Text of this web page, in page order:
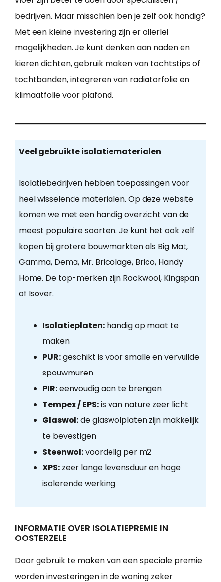
bedrijven. Maar misschien ben je zelf ook handig?
Met een kleine investering zijn er allerlei
mogelijkheden. Je kunt denken aan naden en
kieren dichten, gebruik maken van tochtstips of
tochtbanden, integreren van radiatorfolie en
klimaatfolie voor plafond.
Veel gebruikte isolatiematerialen
Isolatiebedrijven hebben toepassingen voor
heel wisselende materialen. Op deze website
komen we met een handig overzicht van de
meest populaire soorten. Je kunt het ook zelf
kopen bij grotere bouwmarkten als Big Mat,
Gamma, Dema, Mr. Bricolage, Brico, Handy
Home. De top-merken zijn Rockwool, Kingspan
of Isover.
Isolatieplaten:handig op maat te
maken
PUR:geschikt is voor smalle en vervuilde
spouwmuren
PIR:eenvoudig aan te brengen
Tempex / EPS:is van nature zeer licht
Glaswol:de glaswolplaten zijn makkelijk
te bevestigen
Steenwol:voordelig per m2
XPS:zeer lange levensduur en hoge
isolerende werking
INFORMATIE OVER ISOLATIEPREMIE IN
OOSTERZELE
Door gebruik te maken van een speciale premie
worden investeringen in de woning zeker